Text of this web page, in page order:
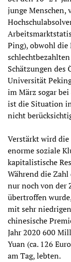
junge
Ping), obwohl die
Schätzungen des
Universität
im März sogar
ist die Situation
nicht
Verstärkt wird die
enorme soziale
kapitalistische
Während die
nur noch von der
übertroffen
mit sehr
chinesische
Jahr 2020 600
Yuan (ca. 126
am Tag, lebten.